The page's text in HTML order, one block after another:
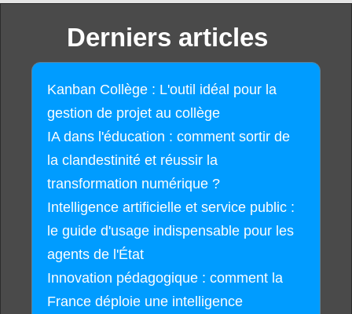
Derniers articles
Kanban Collège : L'outil idéal pour la
gestion de projet au collège
IA dans l'éducation : comment sortir de
la clandestinité et réussir la
transformation numérique ?
Intelligence artificielle et service public :
le guide d'usage indispensable pour les
agents de l'État
Innovation pédagogique : comment la
France déploie une intelligence